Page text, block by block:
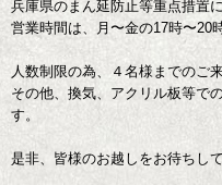
兵庫県のまん延防止等重点措置に
営業時間は、月〜金の17時〜20
人数制限の為、４名様までのご
その他、換気、アクリル板等で
す。
是非、皆様のお越しをお待ちして